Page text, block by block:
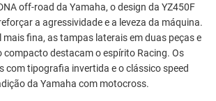
off-road da Yamaha, o design da YZ450F
a agressividade e a leveza da máquina.
fina, as tampas laterais em duas peças e
compacto destacam o espírito Racing. Os
com tipografia invertida e o clássico speed
da Yamaha com motocross.